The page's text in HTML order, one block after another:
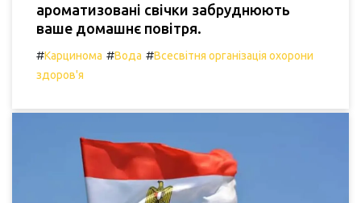
ароматизовані свічки забруднюють
ваше домашнє повітря.
#Карцинома #Вода #Всесвітня організація охорони
здоров'я